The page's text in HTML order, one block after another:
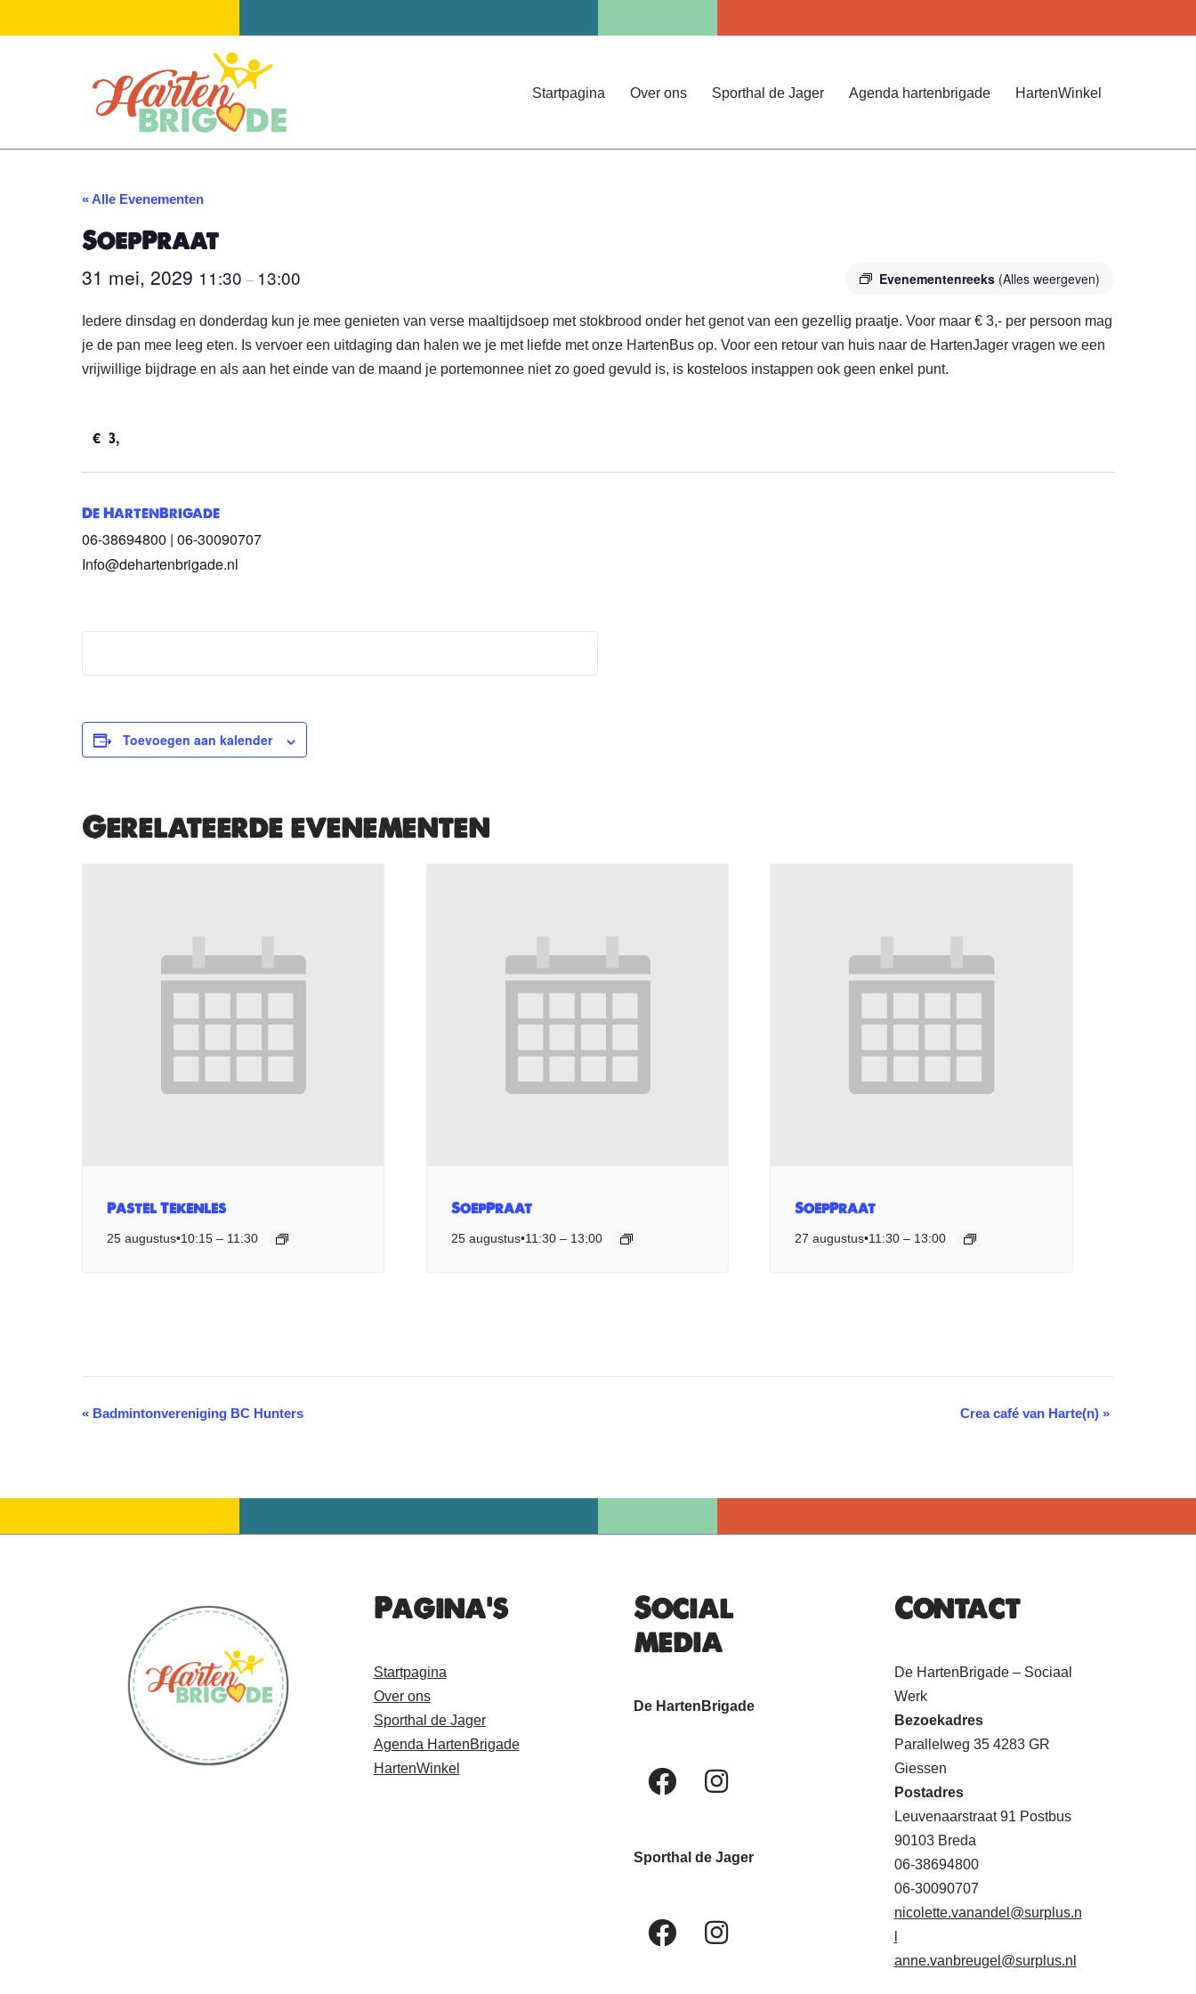
Startpagina Over ons Sporthal de Jager Agenda hartenbrigade HartenWinkel
« Alle Evenementen
SoepPraat
Evenementenreeks (Alles weergeven)
31 mei, 2029 11:30 – 13:00
Iedere dinsdag en donderdag kun je mee genieten van verse maaltijdsoep met stokbrood onder het genot van een gezellig praatje. Voor maar € 3,- per persoon mag
je de pan mee leeg eten. Is vervoer een uitdaging dan halen we je met liefde met onze HartenBus op. Voor een retour van huis naar de HartenJager vragen we een
vrijwillige bijdrage en als aan het einde van de maand je portemonnee niet zo goed gevuld is, is kosteloos instappen ook geen enkel punt.
€3,
De HartenBrigade
06-38694800 | 06-30090707
Info@dehartenbrigade.nl
Toevoegen aan kalender
Gerelateerde evenementen
Pastel Tekenles
25 augustus•10:15 – 11:30
SoepPraat
25 augustus•11:30– 13:00
SoepPraat
27 augustus•11:30 – 13:00
Evenement
« Badmintonvereniging BC Hunters Crea café van Harte(n) »
Pagina's
Startpagina
Over ons
Sporthal de Jager
Agenda HartenBrigade
HartenWinkel
Social
media
De HartenBrigade
Sporthal de Jager
Contact
De HartenBrigade – Sociaal
Werk
Bezoekadres
Parallelweg 35 4283 GR
Giessen
Postadres
Leuvenaarstraat 91 Postbus
90103 Breda
06-38694800
06-30090707
nicolette.vanandel@surplus.n
anne.vanbreugel@surplus.nl